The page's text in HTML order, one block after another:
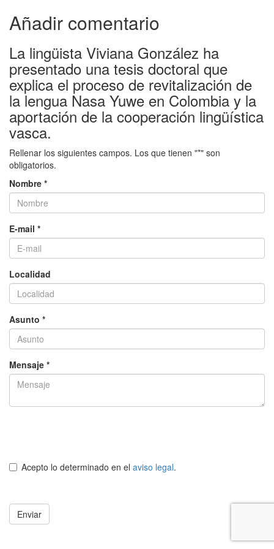
Añadir comentario
La lingüista Viviana González ha
presentado una tesis doctoral que
explica el proceso de revitalización de
la lengua Nasa Yuwe en Colombia y la
aportación de la cooperación lingüística
vasca.
Rellenar los siguientes campos. Los que tienen "*" son
obligatorios.
Nombre *
E-mail *
Localidad
Asunto *
Mensaje *
Acepto lo determinado en el aviso legal.
Enviar